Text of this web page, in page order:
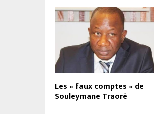
Les « faux comptes » de
Souleymane Traoré